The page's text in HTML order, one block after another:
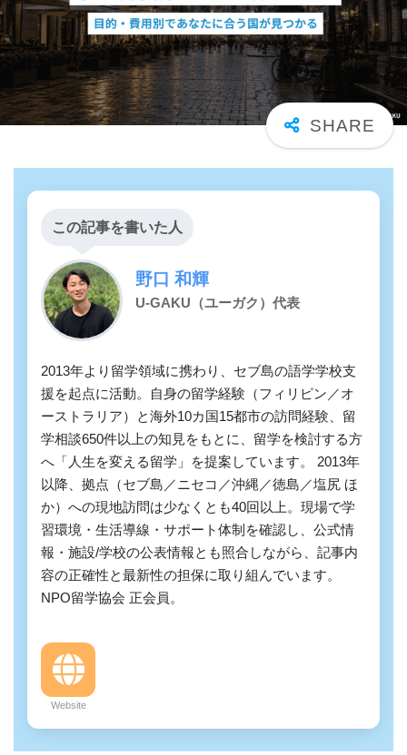
この記事を書いた人
野口 和輝
U-GAKU（ユーガク）代表
2013年より留学領域に携わり、セブ島の語学学校支
援を起点に活動。自身の留学経験（フィリピン／オ
ーストラリア）と海外10カ国15都市の訪問経験、留
学相談650件以上の知見をもとに、留学を検討する方
へ「人生を変える留学」を提案しています。 2013年
以降、拠点（セブ島／ニセコ／沖縄／徳島／塩尻 ほ
か）への現地訪問は少なくとも40回以上。現場で学
習環境・生活導線・サポート体制を確認し、公式情
報・施設/学校の公表情報とも照合しながら、記事内
容の正確性と最新性の担保に取り組んでいます。
NPO留学協会 正会員。
Website